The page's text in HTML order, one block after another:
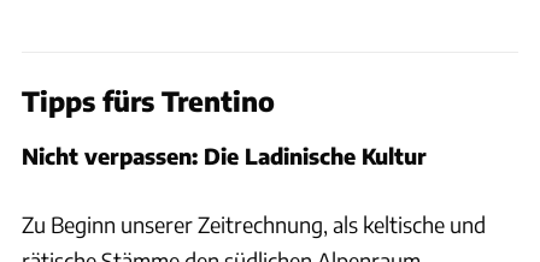
Tipps fürs Trentino
Nicht verpassen: Die Ladinische Kultur
Zu Beginn unserer Zeitrechnung, als keltische und